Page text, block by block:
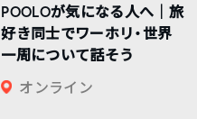
POOLOが気になる人へ｜旅
好き同士でワーホリ・世界
一周について話そう
オンライン